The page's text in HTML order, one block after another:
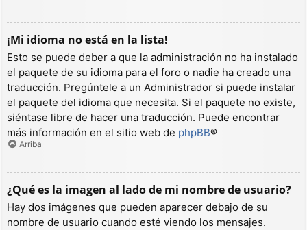
¡Mi idioma no está en la lista!
Esto se puede deber a que la administración no ha instalado
el paquete de su idioma para el foro o nadie ha creado una
traducción. Pregúntele a un Administrador si puede instalar
el paquete del idioma que necesita. Si el paquete no existe,
siéntase libre de hacer una traducción. Puede encontrar
más información en el sitio web de phpBB®
Arriba
¿Qué es la imagen al lado de mi nombre de usuario?
Hay dos imágenes que pueden aparecer debajo de su
nombre de usuario cuando esté viendo los mensajes.